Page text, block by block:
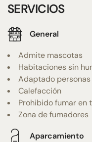
SERVICIOS
General
Admite mascotas
Habitaciones sin
Adaptado
Calefacción
Prohibido fumar en
Zona de fumadores
Aparcamiento